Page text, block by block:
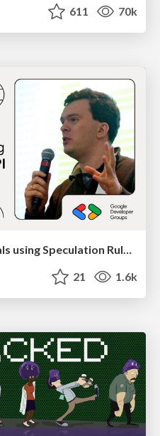
611 70k
21 1.6k